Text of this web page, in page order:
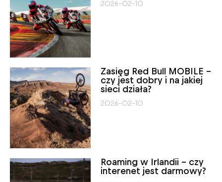
2026-02-10
Zasięg Red Bull MOBILE –
czy jest dobry i na jakiej
sieci działa?
2026-02-10
Roaming w Irlandii – czy
interenet jest darmowy?